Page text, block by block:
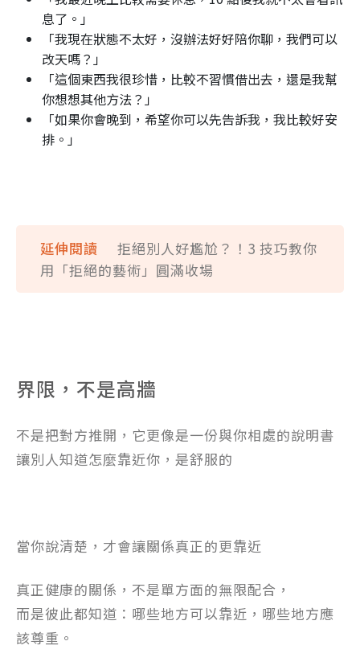
息了。」
「我現在狀態不太好，沒辦法好好陪你聊，我們可以
改天嗎？」
「這個東西我很珍惜，比較不習慣借出去，還是我幫
你想想其他方法？」
「如果你會晚到，希望你可以先告訴我，我比較好安
排。」
延伸閱讀
拒絕別人好尷尬？！3 技巧教你
用「拒絕的藝術」圓滿收場
界限，不是高牆
不是把對方推開，它更像是一份與你相處的說明書
讓別人知道怎麼靠近你，是舒服的
當你說清楚，才會讓關係真正的更靠近
真正健康的關係，不是單方面的無限配合，
而是彼此都知道：哪些地方可以靠近，哪些地方應
該尊重。